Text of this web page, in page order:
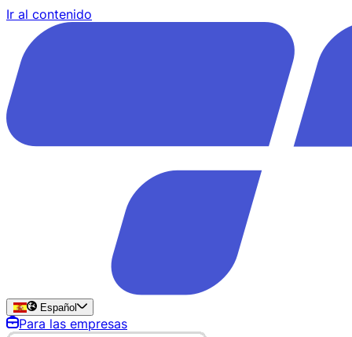
Ir al contenido
Español
Para las empresas